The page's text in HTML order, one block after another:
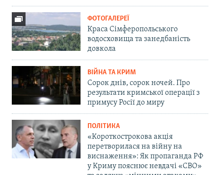
ФОТОГАЛЕРЕЇ
Краса Сімферопольського
водосховища та занедбаність
довкола
ВІЙНА ТА КРИМ
Сорок днів, сорок ночей. Про
результати кримської операції з
примусу Росії до миру
ПОЛІТИКА
«Короткострокова акція
перетворилася на війну на
виснаження»: Як пропаганда РФ
у Криму пояснює невдачі «СВО»